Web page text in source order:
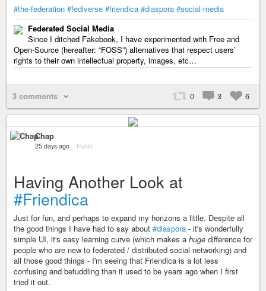
#the-federation #fediverse #friendica #diaspora #social-media
Federated Social Media
Since I ditched Fakebook, I have experimented with Free and
Open-Source (hereafter: “FOSS”) alternatives that respect users’
rights to their own intellectual property, images, etc…
3 comments 0 3 6
Chap
25 days ago – Public
Having Another Look at
#Friendica
Just for fun, and perhaps to expand my horizons a little. Despite all
the good things I have had to say about #diaspora - it's wonderfully
simple UI, it's easy learning curve (which makes a huge difference for
people who are new to federated / distributed social networking) and
all those good things - I'm seeing that Friendica is a lot less
confusing and befuddling than it used to be years ago when I first
tried it out.